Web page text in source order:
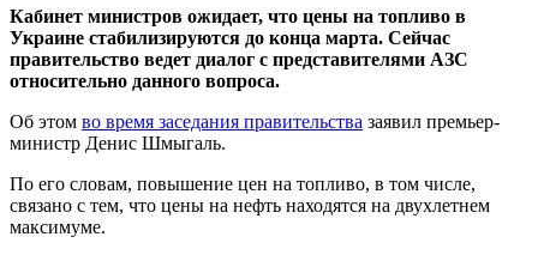
Кабинет министров ожидает, что цены на топливо в
Украине стабилизируются до конца марта. Сейчас
правительство ведет диалог с представителями АЗС
относительно данного вопроса.
Об этом во время заседания правительства заявил премьер-
министр Денис Шмыгаль.
По его словам, повышение цен на топливо, в том числе,
связано с тем, что цены на нефть находятся на двухлетнем
максимуме.